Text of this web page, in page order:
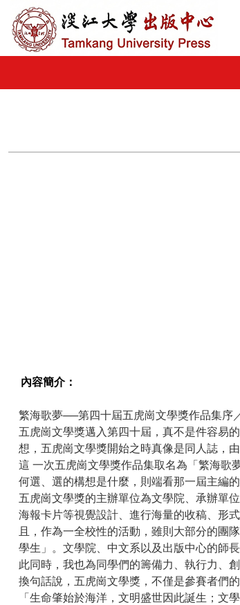
內容簡介：
繁海歌夢──第四十屆五虎崗文學獎作品集序
五虎崗文學獎邁入第四十屆，真不是件容易
想，五虎崗文學獎開始之時真像是同人誌，
這 一次五虎崗文學獎作品集取名為「繁海歌
何選、選的構想是什麼，則端看那一屆主編
五虎崗文學獎的主辦單位為文學院、承辦單
海報卡片等視覺設計、進行海量的收稿、形
且，作為一全校性的活動，雖則大部分的團
學生」。文學院、中文系以及出版中心的師
此同時，我也為同學們的籌備力、執行力、
換句話說，五虎崗文學獎，不僅是參賽者們
「生命肇始於海洋，文明盛世因此誕生；文